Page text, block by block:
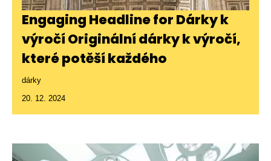
Engaging Headline for Dárky k
výročí Originální dárky k výročí,
které potěší každého
dárky
20. 12. 2024